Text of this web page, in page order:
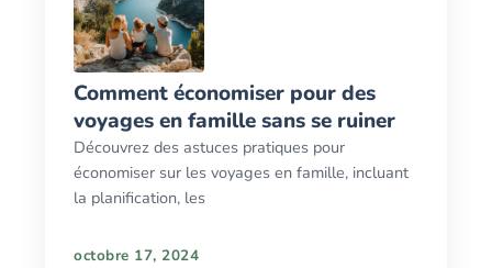
Comment économiser pour des
voyages en famille sans se ruiner
Découvrez des astuces pratiques pour
économiser sur les voyages en famille, incluant
la planification, les
octobre 17, 2024